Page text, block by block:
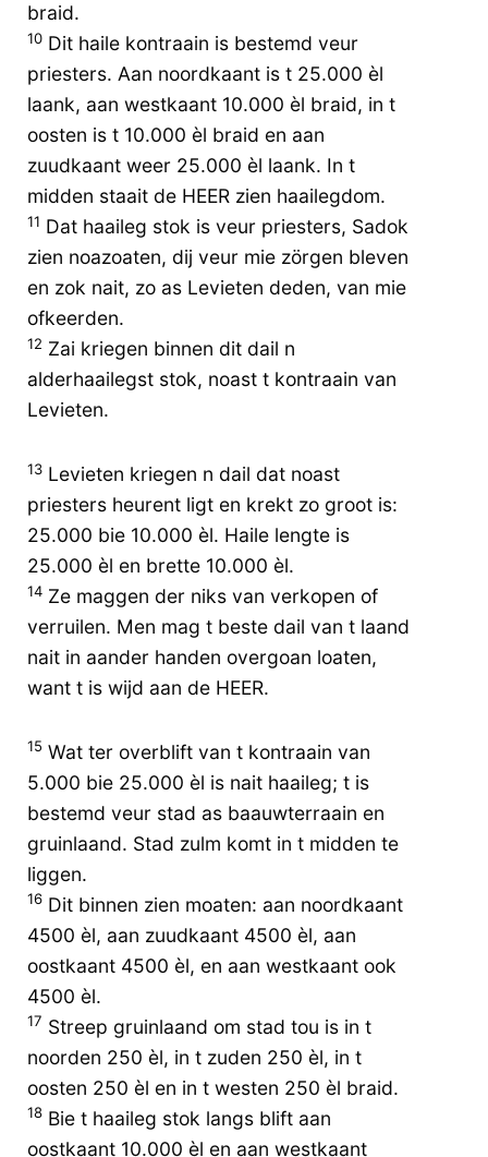
braid.
10 Dit haile kontraain is bestemd veur
priesters. Aan noordkaant is t 25.000 èl
laank, aan westkaant 10.000 èl braid, in t
oosten is t 10.000 èl braid en aan
zuudkaant weer 25.000 èl laank. In t
midden staait de HEER zien haailegdom.
11 Dat haaileg stok is veur priesters, Sadok
zien noazoaten, dij veur mie zörgen bleven
en zok nait, zo as Levieten deden, van mie
ofkeerden.
12 Zai kriegen binnen dit dail n
alderhaailegst stok, noast t kontraain van
Levieten.
13 Levieten kriegen n dail dat noast
priesters heurent ligt en krekt zo groot is:
25.000 bie 10.000 èl. Haile lengte is
25.000 èl en brette 10.000 èl.
14 Ze maggen der niks van verkopen of
verruilen. Men mag t beste dail van t laand
nait in aander handen overgoan loaten,
want t is wijd aan de HEER.
15 Wat ter overblift van t kontraain van
5.000 bie 25.000 èl is nait haaileg; t is
bestemd veur stad as baauwterraain en
gruinlaand. Stad zulm komt in t midden te
liggen.
16 Dit binnen zien moaten: aan noordkaant
4500 èl, aan zuudkaant 4500 èl, aan
oostkaant 4500 èl, en aan westkaant ook
4500 èl.
17 Streep gruinlaand om stad tou is in t
noorden 250 èl, in t zuden 250 èl, in t
oosten 250 èl en in t westen 250 èl braid.
18 Bie t haaileg stok langs blift aan
oostkaant 10.000 èl en aan westkaant